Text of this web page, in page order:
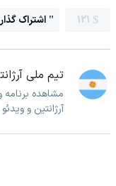
121 اشتراک
تیم ملی
مشاهده برنامه
آرژانتین و